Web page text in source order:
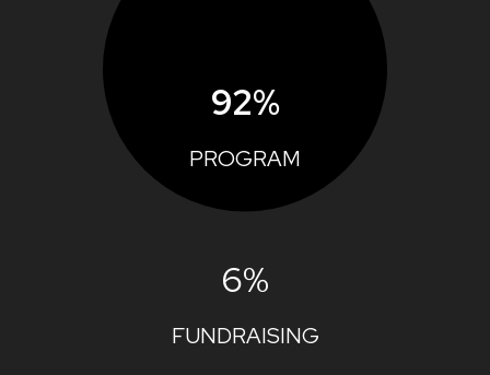
92%
PROGRAM
6%
FUNDRAISING